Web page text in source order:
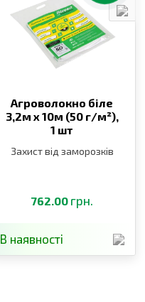
Агроволокно біле
3,2м х 10м (50 г/м²),
1 шт
Захист від заморозків
762.00 грн.
В наявності